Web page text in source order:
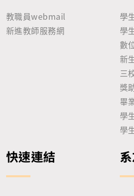
教職員webmail
新進教師服務網
學
學
數
新
三
獎
畢
學
學
快速連結